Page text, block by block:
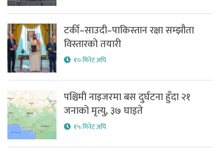
टर्की–साउदी–पाकिस्तान रक्षा सम्झौता
विस्तारको तयारी
१० मिनेट अघि
पश्चिमी नाइजरमा बस दुर्घटना हुँदा २१
जनाको मृत्यु, ३७ घाइते
१५ मिनेट अघि